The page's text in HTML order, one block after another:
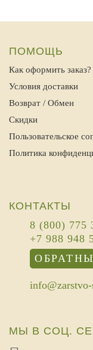
ПОМОЩЬ
Как оформить заказ?
Условия доставки
Возврат / Обмен
Скидки
Пользовательское
Политика
КОНТАКТЫ
8 (800) 775
+7 988 948
МЫ В СОЦ.